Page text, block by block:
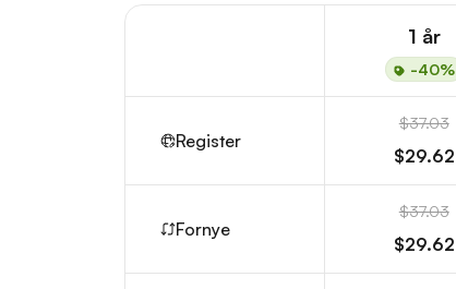
1 år
-40%
Register
$37.03
$29.62
Fornye
$37.03
$29.62